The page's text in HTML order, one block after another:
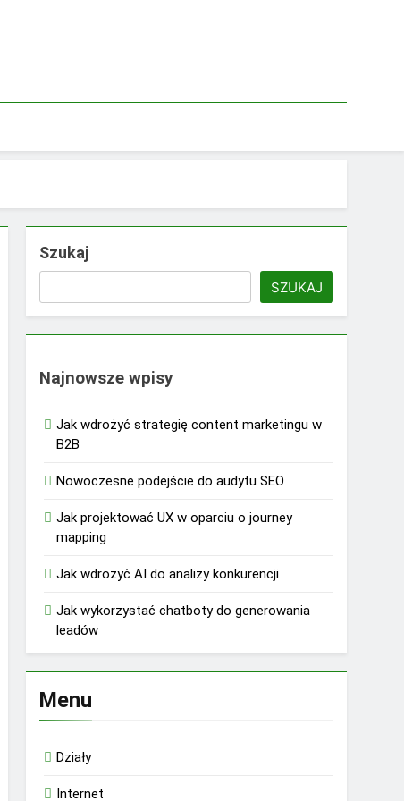
Szukaj
SZUKAJ
Najnowsze wpisy
Jak wdrożyć strategię content marketingu w
B2B
Nowoczesne podejście do audytu SEO
Jak projektować UX w oparciu o journey
mapping
Jak wdrożyć AI do analizy konkurencji
Jak wykorzystać chatboty do generowania
leadów
Menu
Działy
Internet